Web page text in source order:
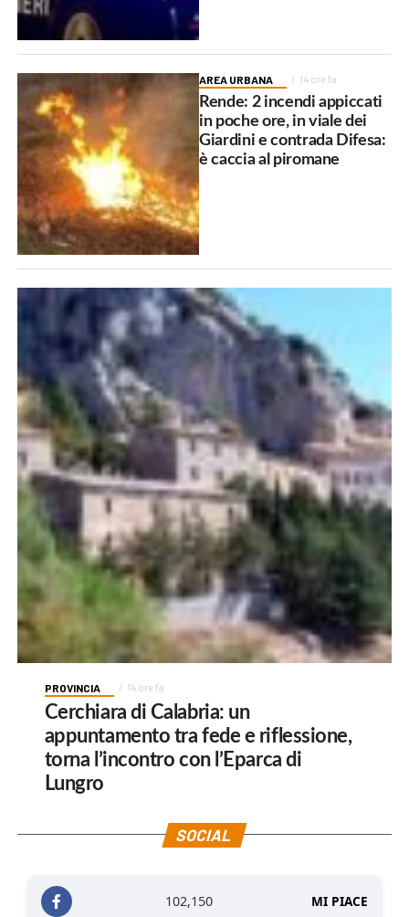
AREA URBANA 14 ore fa
Rende: 2 incendi appiccati
in poche ore, in viale dei
Giardini e contrada Difesa:
è caccia al piromane
PROVINCIA 14 ore fa
Cerchiara di Calabria: un
appuntamento tra fede e riflessione,
torna l’incontro con l’Eparca di
Lungro
SOCIAL
102,150 MI PIACE